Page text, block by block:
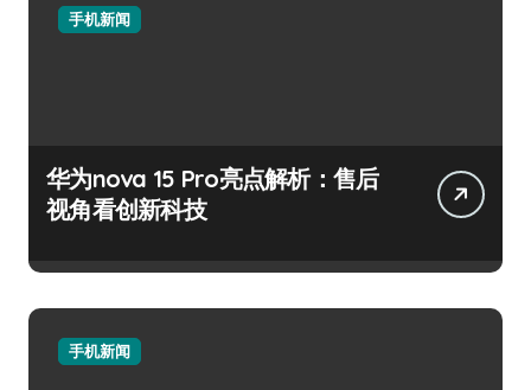
手机新闻
华为nova 15 Pro亮点解析：售后
视角看创新科技
手机新闻